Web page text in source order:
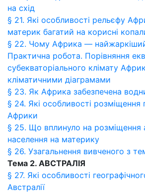
на схід
§ 21. Які особливості рельєфу
материк багатий на корисні
§ 22. Чому Африка —
Практична робота. Порівняння
субекваторіального клімату
кліматичними діаграмами
§ 23. Як Африка забезпечена
§ 24. Які особливості
Африки
§ 25. Що вплинуло на розміщення
населення на материку
§ 26. Узагальнення вивченого з
Тема 2. АВСТРАЛІЯ
§ 27. Які особливості
Австралії